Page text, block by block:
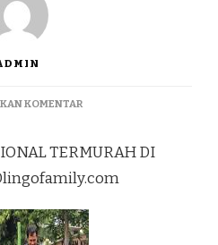
KOMENTARPADA
TRADISIONAL
DI
TERMURAH DI